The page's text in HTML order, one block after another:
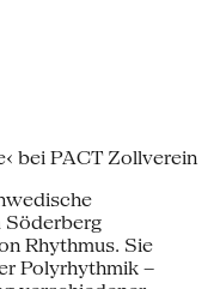
bei PACT Zollverein
Söderberg
Rhythmus. Sie
Polyrhythmik –